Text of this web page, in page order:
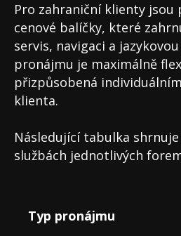
Pro zahraniční klienty jsou
cenové balíčky, které
servis, navigaci a
pronájmu je maximálně
přizpůsobená
klienta.
Následující tabulka
službách jednotlivých
Typ pronájmu